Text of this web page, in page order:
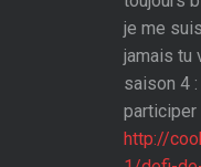
je me
jamais tu
saison 4
participer
http://